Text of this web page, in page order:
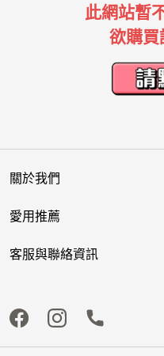
此網站暫
欲購
關於我們
愛用推薦
客服與聯絡資訊